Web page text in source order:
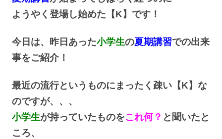
ようやく登場し始めた【K】です！
今日は、昨日あった小学生の夏期講習での出来
事をご紹介！
最近の流行というものにまったく疎い【K】な
のですが、、、
小学生が持っていたものをこれ何？ と聞いたと
ころ、